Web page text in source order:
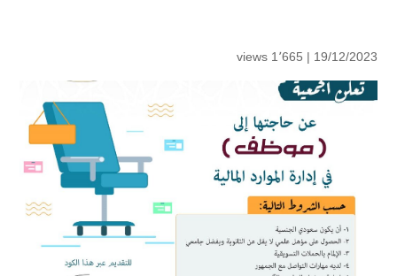
19/12/2023 | 1٬665 views